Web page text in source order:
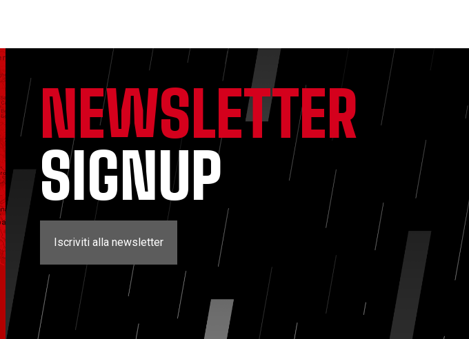
NEWSLETTER
SIGNUP
Iscriviti alla newsletter